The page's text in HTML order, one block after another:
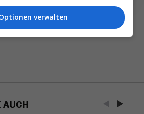
AUCH
Optionen verwalten